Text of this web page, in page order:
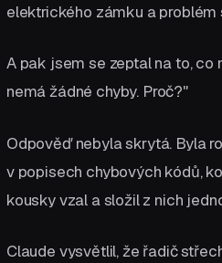
elektrického zámku a
A pak jsem se zeptal na to, co
nemá žádné chyby. Proč?"
Odpověď nebyla skrytá. Byla
v popisech chybových kódů,
kousky vzal a složil z nich
Claude vysvětlil, že řadič